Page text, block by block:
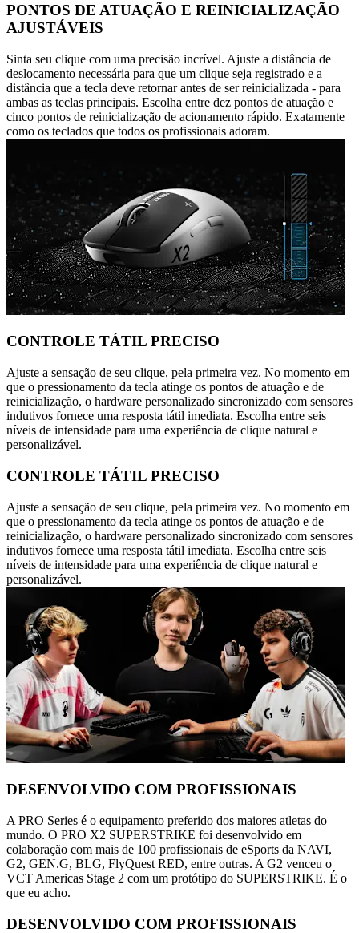
PONTOS DE ATUAÇÃO E REINICIALIZAÇÃO
AJUSTÁVEIS
Sinta seu clique com uma precisão incrível. Ajuste a distância de
deslocamento necessária para que um clique seja registrado e a
distância que a tecla deve retornar antes de ser reinicializada - para
ambas as teclas principais. Escolha entre dez pontos de atuação e
cinco pontos de reinicialização de acionamento rápido. Exatamente
como os teclados que todos os profissionais adoram.
CONTROLE TÁTIL PRECISO
Ajuste a sensação de seu clique, pela primeira vez. No momento em
que o pressionamento da tecla atinge os pontos de atuação e de
reinicialização, o hardware personalizado sincronizado com sensores
indutivos fornece uma resposta tátil imediata. Escolha entre seis
níveis de intensidade para uma experiência de clique natural e
personalizável.
CONTROLE TÁTIL PRECISO
Ajuste a sensação de seu clique, pela primeira vez. No momento em
que o pressionamento da tecla atinge os pontos de atuação e de
reinicialização, o hardware personalizado sincronizado com sensores
indutivos fornece uma resposta tátil imediata. Escolha entre seis
níveis de intensidade para uma experiência de clique natural e
personalizável.
DESENVOLVIDO COM PROFISSIONAIS
A PRO Series é o equipamento preferido dos maiores atletas do
mundo. O PRO X2 SUPERSTRIKE foi desenvolvido em
colaboração com mais de 100 profissionais de eSports da NAVI,
G2, GEN.G, BLG, FlyQuest RED, entre outras. A G2 venceu o
VCT Americas Stage 2 com um protótipo do SUPERSTRIKE. É o
que eu acho.
DESENVOLVIDO COM PROFISSIONAIS